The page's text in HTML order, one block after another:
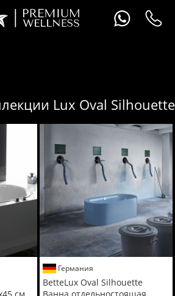
Lux Oval Silhouette
Германия
BetteLux Oval Silhouette